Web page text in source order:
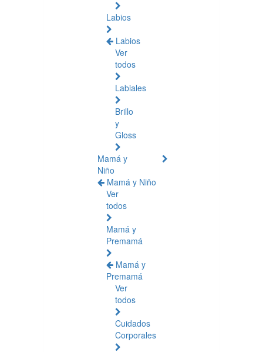
Labios
Labios
Ver
todos
Labiales
Brillo
y
Gloss
Mamá y
Niño
Mamá y Niño
Ver
todos
Mamá y
Premamá
Mamá y
Premamá
Ver
todos
Cuidados
Corporales